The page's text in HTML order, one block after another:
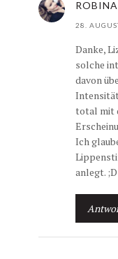
28.
Danke,
solche
davon
total mit
Ich
anlegt. ;D